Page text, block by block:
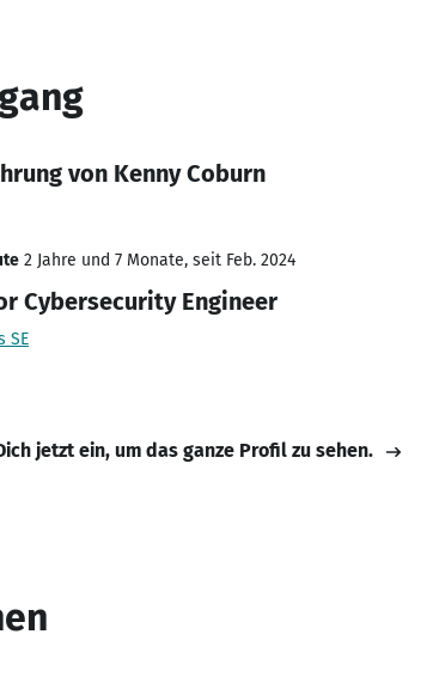
von Kenny Coburn
2 Jahre und 7 Monate, seit Feb. 2024
Cybersecurity Engineer
SE
jetzt ein, um das ganze Profil zu sehen.